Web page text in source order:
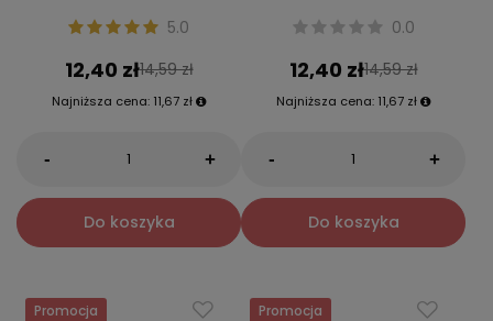
5.0
12,40 zł14,59 zł
Najniższa cena: 11,67 zł
- +
Do koszyka
0.0
12,40 zł14,59 zł
Najniższa cena: 11,67 zł
- +
Do koszyka
Promocja Promocja